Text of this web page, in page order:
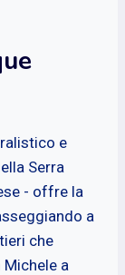
e
Serra
- offre la
a
che
a